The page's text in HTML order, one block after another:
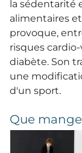
la sédentarité
alimentaires
provoque,
risques
diabète. Son
une
d'un sport.
Que